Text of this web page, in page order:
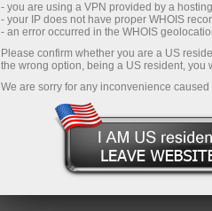
- you are using a VPN provided by a
- your IP does not have proper WHOIS
- an error occurred in the WHOIS
Please confirm whether you are a US
the wrong option, being a US resident, you
We are sorry for any inconvenience